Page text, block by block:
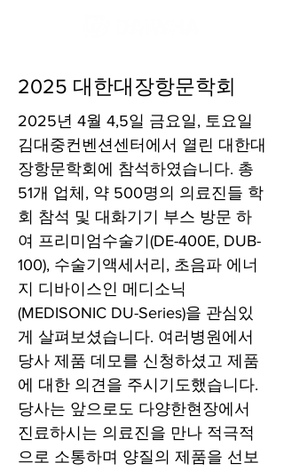
2025 대한대장항문학회
2025년 4월 4,5일 금요일, 토요일
김대중컨벤션센터에서 열린 대한대
장항문학회에 참석하였습니다. 총
51개 업체, 약 500명의 의료진들 학
회 참석 및 대화기기 부스 방문 하
여 프리미엄수술기(DE-400E, DUB-
100), 수술기액세서리, 초음파 에너
지 디바이스인 메디소닉
(MEDISONIC DU-Series)을 관심있
게 살펴보셨습니다. 여러병원에서
당사 제품 데모를 신청하셨고 제품
에 대한 의견을 주시기도했습니다.
당사는 앞으로도 다양한현장에서
진료하시는 의료진을 만나 적극적
으로 소통하며 양질의 제품을 선보